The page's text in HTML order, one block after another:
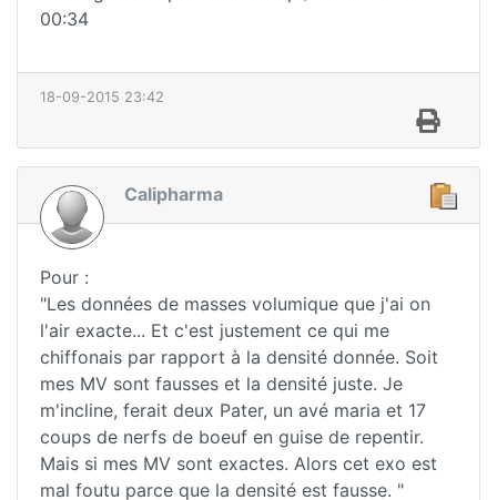
00:34
18-09-2015 23:42
Calipharma
Pour :
"Les données de masses volumique que j'ai on
l'air exacte... Et c'est justement ce qui me
chiffonais par rapport à la densité donnée. Soit
mes MV sont fausses et la densité juste. Je
m'incline, ferait deux Pater, un avé maria et 17
coups de nerfs de boeuf en guise de repentir.
Mais si mes MV sont exactes. Alors cet exo est
mal foutu parce que la densité est fausse. "